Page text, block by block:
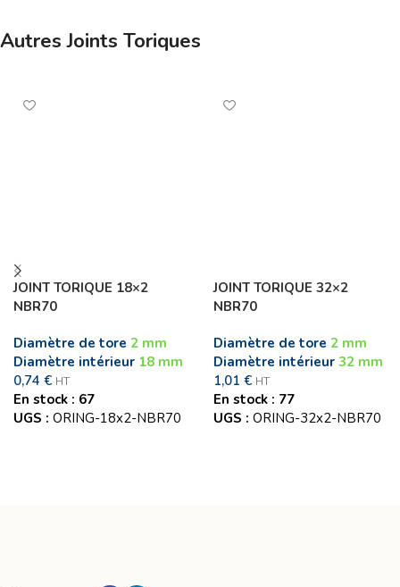
Autres Joints Toriques
JOINT TORIQUE 18×2
NBR70
Diamètre de tore 2 mm
Diamètre intérieur 18 mm
0,74 € HT
En stock : 67
UGS : ORING-18x2-NBR70
JOINT TORIQUE 32×2
NBR70
Diamètre de tore 2 mm
Diamètre intérieur 32 mm
1,01 € HT
En stock : 77
UGS : ORING-32x2-NBR70